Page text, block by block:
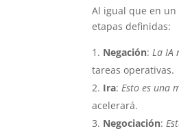
Al igual que en
etapas definidas:
Negación: La IA
tareas operativas.
Ira: Esto es una
acelerará.
Negociación: